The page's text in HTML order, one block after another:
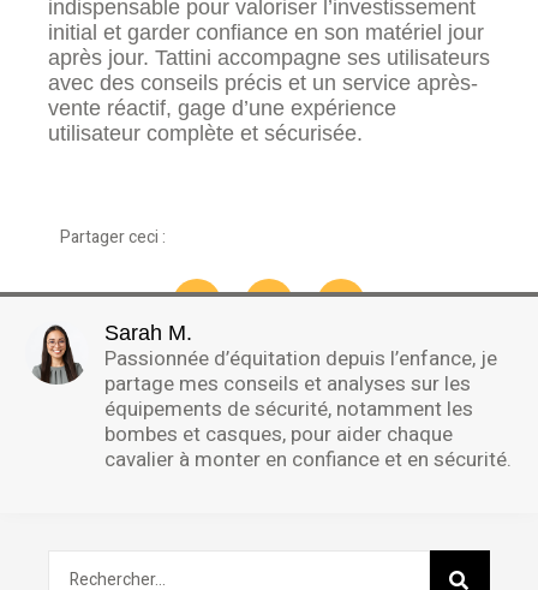
indispensable pour valoriser l’investissement
initial et garder confiance en son matériel jour
après jour. Tattini accompagne ses utilisateurs
avec des conseils précis et un service après-
vente réactif, gage d’une expérience
utilisateur complète et sécurisée.
Partager ceci :
Sarah M.
Passionnée d’équitation depuis l’enfance, je
partage mes conseils et analyses sur les
équipements de sécurité, notamment les
bombes et casques, pour aider chaque
cavalier à monter en confiance et en sécurité.